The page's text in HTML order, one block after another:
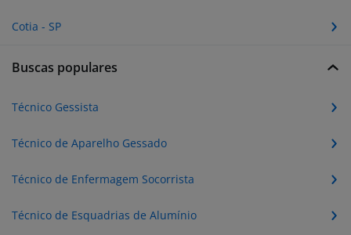
Cotia - SP
Buscas populares
Técnico Gessista
Técnico de Aparelho Gessado
Técnico de Enfermagem Socorrista
Técnico de Esquadrias de Alumínio